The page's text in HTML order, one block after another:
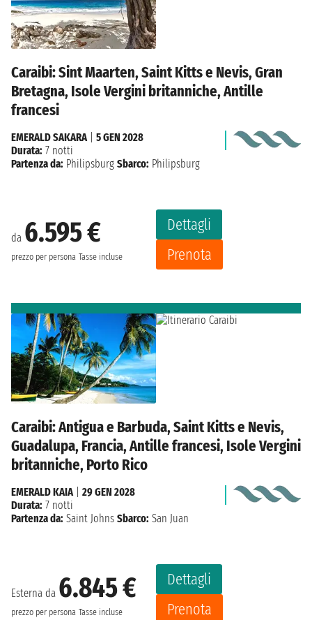
Caraibi: Sint Maarten, Saint Kitts e Nevis, Gran
Bretagna, Isole Vergini britanniche, Antille
francesi
da 6.595 €
prezzo per persona Tasse incluse
Dettagli
Prenota
EMERALD SAKARA| 5 GEN 2028
Durata: 7 notti
Partenza da: Philipsburg Sbarco: Philipsburg
Caraibi: Antigua e Barbuda, Saint Kitts e Nevis,
Guadalupa, Francia, Antille francesi, Isole Vergini
britanniche, Porto Rico
Esterna da 6.845 €
prezzo per persona Tasse incluse
Dettagli
Prenota
EMERALD KAIA| 29 GEN 2028
Durata: 7 notti
Partenza da: Saint Johns Sbarco: San Juan